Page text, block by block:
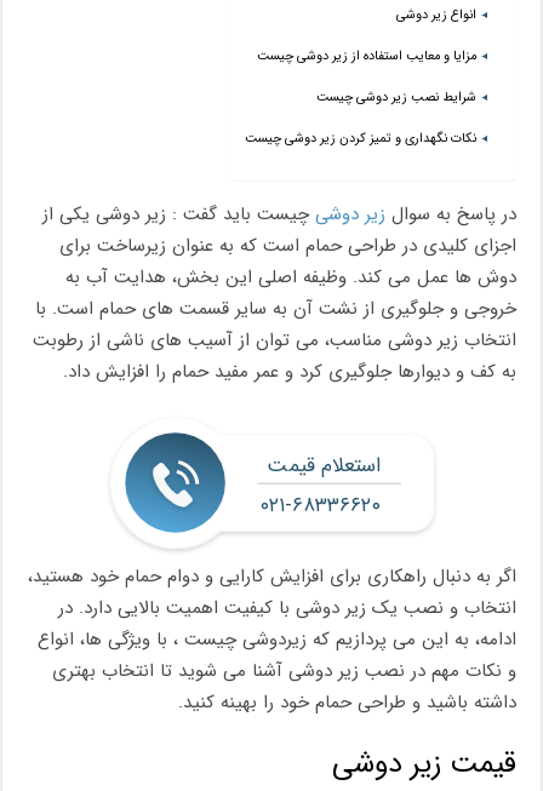
انواع زیر دوشی
مزایا و معایب استفاده از زیر دوشی چیست
شرایط نصب زیر دوشی چیست
نکات نگهداری و تمیز کردن زیر دوشی چیست
در پاسخ به سوال زیر دوشیچیست باید گفت : زیر دوشی یکی از
اجزای کلیدی در طراحی حمام است که به‌ عنوان زیرساخت برای
دوش‌ ها عمل می ‌کند. وظیفه اصلی این بخش، هدایت آب به
خروجی و جلوگیری از نشت آن به سایر قسمت‌ های حمام است. با
انتخاب زیر دوشی مناسب، می‌ توان از آسیب‌ های ناشی از رطوبت
به کف و دیوارها جلوگیری کرد و عمر مفید حمام را افزایش داد.
استعلام قیمت
۰۲۱-۶۸۳۳۶۶۲۰
اگر به دنبال راهکاری برای افزایش کارایی و دوام حمام خود هستید،
انتخاب و نصب یک زیر دوشی با کیفیت اهمیت بالایی دارد. در
ادامه، به این می پردازیم که زیردوشی چیست ، با ویژگی ‌ها، انواع
و نکات مهم در نصب زیر دوشی آشنا می ‌شوید تا انتخاب بهتری
داشته باشید و طراحی حمام خود را بهینه کنید.
قیمت زیر دوشی